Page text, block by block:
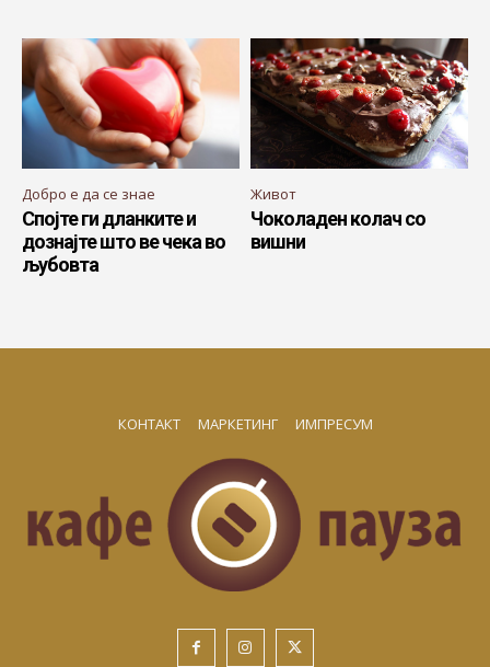
Добро е да се знае
Спојте ги дланките и
дознајте што ве чека во
љубовта
Живот
Чоколаден колач со
вишни
КОНТАКТ МАРКЕТИНГ ИМПРЕСУМ